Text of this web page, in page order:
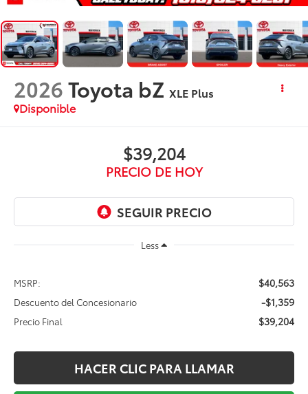
2026Toyota bZ XLE Plus
Disponible
$39,204
PRECIO DE HOY
Less
MSRP: $40,563
Descuento del Concesionario -$1,359
Precio Final $39,204
HACER CLIC PARA LLAMAR